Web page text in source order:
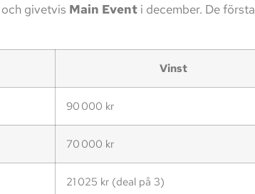
och givetvis Main Event i december. De första
Vinst
90 000 kr
70 000 kr
21 025 kr (deal på 3)